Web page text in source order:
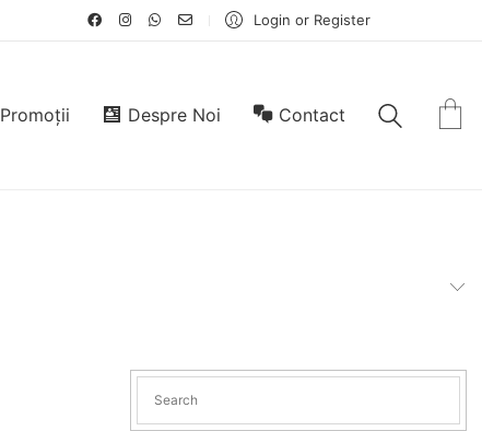
Login or Register
Promoții Despre Noi Contact